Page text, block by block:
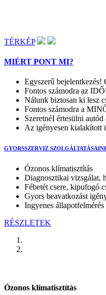
TÉRKÉP
MIÉRT PONT MI?
Egyszerű
Fontos számodra az
Nálunk biztosan ki lesz
Fontos számodra a
SzeretnéI értesülni
Az igényesen kialakított
GYORSSZERVIZ
Ózonos klímatisztítás
Diagnosztikai vizsgálat,
Fébetét csere, kipufogó
Gyors beavatkozást
Ingyenes állapotfelmérés
RÉSZLETEK
Ózonos klímatisztítás